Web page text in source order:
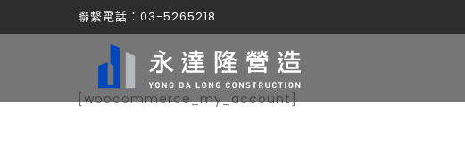
聯繫電話：03-5265218
[woocommerce_my_account]